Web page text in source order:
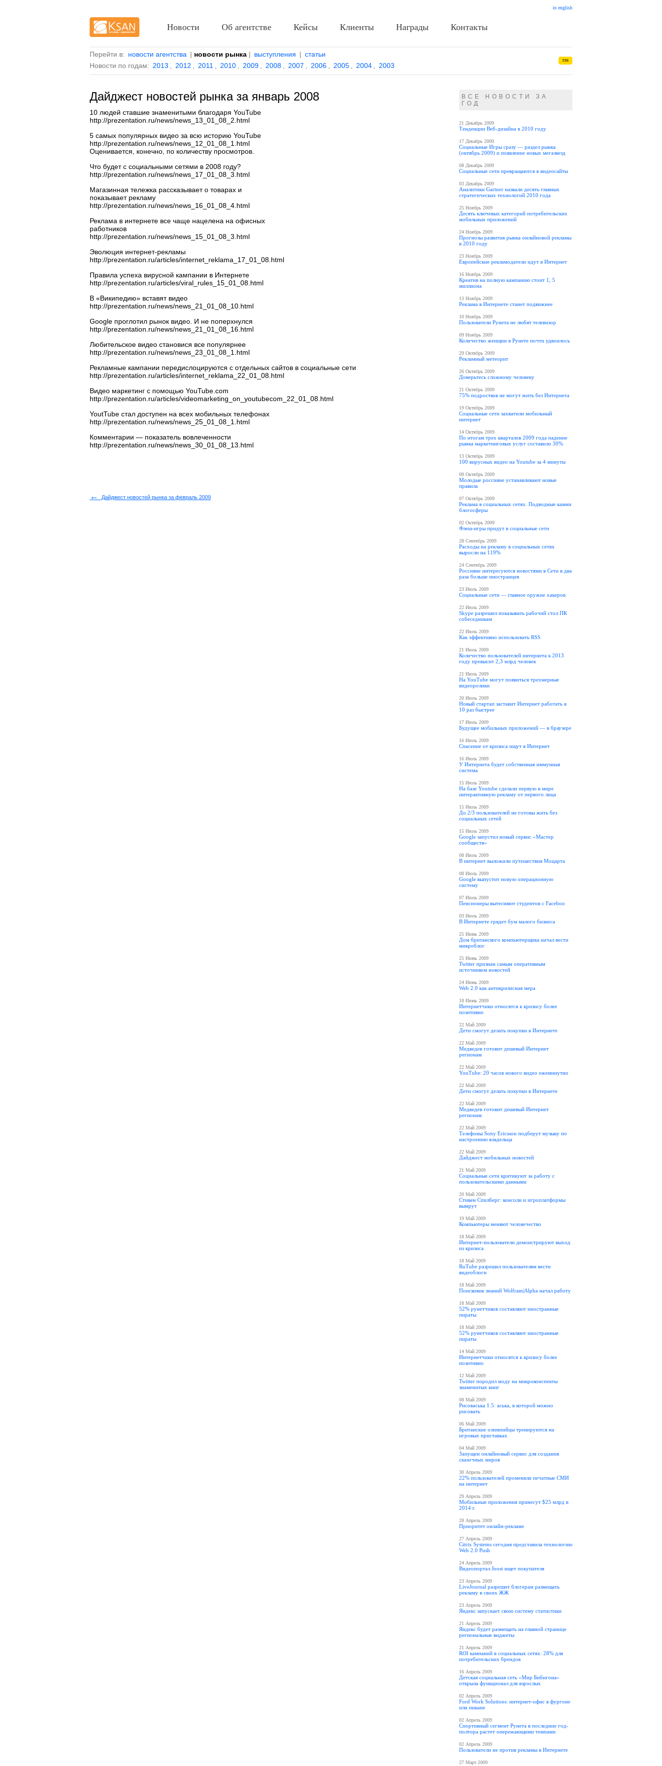
Перейти в: новости агентства | новости рынка | выступления | статьи
Новости по годам: 2013 2012 2011 2010 2009 2008 2007 2006 2005 2004 2003
rss
Дайджест новостей рынка за январь 2008
10 людей ставшие знаменитыми благодаря YouTube
http://prezentation.ru/news/news_13_01_08_2.html
5 самых популярных видео за всю историю YouTube
http://prezentation.ru/news/news_12_01_08_1.html
Оценивается, конечно, по количеству просмотров.
Что будет с социальными сетями в 2008 году?
http://prezentation.ru/news/news_17_01_08_3.html
Магазинная тележка рассказывает о товарах и
показывает рекламу
http://prezentation.ru/news/news_16_01_08_4.html
Реклама в интернете все чаще нацелена на офисных
работников
http://prezentation.ru/news/news_15_01_08_3.html
Эволюция интернет-рекламы
http://prezentation.ru/articles/internet_reklama_17_01_08.html
Правила успеха вирусной кампании в Интернете
http://prezentation.ru/articles/viral_rules_15_01_08.html
В «Википедию» вставят видео
http://prezentation.ru/news/news_21_01_08_10.html
Google проглотил рынок видео. И не поперхнулся
http://prezentation.ru/news/news_21_01_08_16.html
Любительское видео становися все популярнее
http://prezentation.ru/news/news_23_01_08_1.html
Рекламные кампании передислоцируются с отдельных сайтов в социальные сети
http://prezentation.ru/articles/internet_reklama_22_01_08.html
Видео маркетинг с помощью YouTube.com
http://prezentation.ru/articles/videomarketing_on_youtubecom_22_01_08.html
YoutTube стал доступен на всех мобильных телефонах
http://prezentation.ru/news/news_25_01_08_1.html
Комментарии — показатель вовлеченности
http://prezentation.ru/news/news_30_01_08_13.html
← Дайджест новостей рынка за февраль 2009
ВСЕ НОВОСТИ ЗА
ГОД
21 Декабрь 2009
Тенденции Веб-дизайна в 2010 году
17 Декабрь 2009
Социальные Игры сразу — раздел рынка
(октябрь 2009) и появление новых мегазвезд
08 Декабрь 2009
Социальные сети превращаются в видеосайты
03 Декабрь 2009
Аналитики Gartner назвали десять главных
стратегических технологий 2010 года
25 Ноябрь 2009
Десять ключевых категорий потребительских
мобильных приложений
24 Ноябрь 2009
Прогнозы развития рынка онлайновой рекламы
в 2010 году
23 Ноябрь 2009
Европейские рекламодатели идут в Интернет
16 Ноябрь 2009
Креатив на полную кампанию стоит 1, 5
миллиона
13 Ноябрь 2009
Реклама в Интернете станет подвижнее
10 Ноябрь 2009
Пользователи Рунета не любят телевизор
09 Ноябрь 2009
Количество женщин в Рунете почти удвоилось
29 Октябрь 2009
Рекламный метеорит
26 Октябрь 2009
Доверьтесь сложному человеку
21 Октябрь 2009
75% подростков не могут жить без Интернета
19 Октябрь 2009
Социальные сети захватили мобильный
интернет
14 Октябрь 2009
По итогам трех кварталов 2009 года падение
рынка маркетинговых услуг составило 30%
13 Октябрь 2009
100 вирусных видео на Youtube за 4 минуты
09 Октябрь 2009
Молодые россияне устанавливают новые
правила
07 Октябрь 2009
Реклама в социальных сетях. Подводные камни
блогосферы
02 Октябрь 2009
Флеш-игры придут в социальные сети
28 Сентябрь 2009
Расходы на рекламу в социальных сетях
выросли на 119%
24 Сентябрь 2009
Россияне интересуются новостями в Сети в два
раза больше иностранцев
23 Июль 2009
Социальные сети — главное оружие хакеров
22 Июль 2009
Skype разрешил показывать рабочий стол ПК
собеседникам
22 Июль 2009
Как эффективно использовать RSS
21 Июль 2009
Количество пользователей интернета к 2013
году превысит 2,3 млрд человек
21 Июль 2009
На YouTube могут появиться трехмерные
видеоролики
20 Июль 2009
Новый стартап заставит Интернет работать в
10 раз быстрее
17 Июль 2009
Будущее мобильных приложений — в браузере
16 Июль 2009
Спасение от кризиса ищут в Интернет
16 Июль 2009
У Интернета будет собственная иммунная
система
15 Июль 2009
На базе Youtube сделали первую в мире
интерактивную рекламу от первого лица
15 Июль 2009
До 2/3 пользователей не готовы жить без
социальных сетей
15 Июль 2009
Google запустил новый сервис «Мастер
сообществ»
08 Июль 2009
В интернет выложили путешествия Моцарта
08 Июль 2009
Google выпустит новую операционную
систему
07 Июль 2009
Пенсионеры вытесняют студентов с Faceboo
03 Июль 2009
В Интернете грядет бум малого бизнеса
25 Июнь 2009
Дом британского компьютерщика начал вести
микроблог
25 Июнь 2009
Twitter признан самым оперативным
источником новостей
24 Июнь 2009
Web 2.0 как антикризисная мера
18 Июнь 2009
Интернетчики относятся к кризису более
позитивно
22 Май 2009
Дети смогут делать покупки в Интернете
22 Май 2009
Медведев готовит дешевый Интернет
регионам
22 Май 2009
YouTube: 20 часов нового видео ежеминутно
22 Май 2009
Дети смогут делать покупки в Интернете
22 Май 2009
Медведев готовит дешевый Интернет
регионам
22 Май 2009
Телефоны Sony Ericsson подберут музыку по
настроению владельца
22 Май 2009
Дайджест мобильных новостей
21 Май 2009
Социальные сети критикуют за работу с
пользовательскими данными
20 Май 2009
Стивен Спилберг: консоли и игроплатформы
вымрут
19 Май 2009
Компьютеры меняют человечество
18 Май 2009
Интернет-пользователи демонстрируют выход
из кризиса
18 Май 2009
RuTube разрешил пользователям вести
видеоблоги
18 Май 2009
Поисковик знаний Wolfram|Alpha начал работу
18 Май 2009
52% рунетчиков составляют иностранные
пираты
18 Май 2009
52% рунетчиков составляют иностранные
пираты
14 Май 2009
Интернетчики относятся к кризису более
позитивно
12 Май 2009
Twitter породил моду на микроконспекты
знаменитых книг
08 Май 2009
Рисоваська 1.5: аська, в которой можно
рисовать
06 Май 2009
Британские олимпийцы тренируются на
игровых приставках
04 Май 2009
Запущен онлайновый сервис для создания
сказочных миров
30 Апрель 2009
22% пользователей променяли печатные СМИ
на интернет
29 Апрель 2009
Мобильные приложения принесут $25 млрд в
2014 г.
28 Апрель 2009
Приоритет онлайн-рекламе
27 Апрель 2009
Citrix Systems сегодня представила технологию
Web 2.0 Push
24 Апрель 2009
Видеопортал Joost ищет покупателя
23 Апрель 2009
LiveJournal разрешит блогерам размещать
рекламу в своих ЖЖ
23 Апрель 2009
Яндекс запускает свою систему статистики
21 Апрель 2009
Яндекс будет размещать на главной странице
региональные виджеты
21 Апрель 2009
ROI кампаний в социальных сетях: 28% для
потребительских брендов
16 Апрель 2009
Детская социальная сеть «Мир Бибигона»
открыла функционал для взрослых
02 Апрель 2009
Ford Work Solutions: интернет-офис в фургоне
или пикапе
02 Апрель 2009
Спортивный сегмент Рунета в последние год-
полтора растет опережающими темпами
02 Апрель 2009
Пользователи не против рекламы в Интернете
27 Март 2009
in english
Новости Об агентстве Кейсы Клиенты Награды Контакты